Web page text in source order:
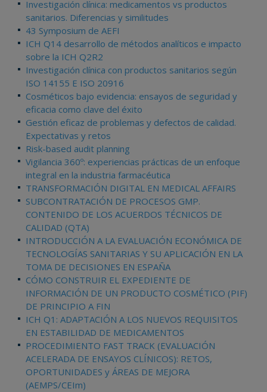
Investigación clínica: medicamentos vs productos
sanitarios. Diferencias y similitudes
43 Symposium de AEFI
ICH Q14 desarrollo de métodos analíticos e impacto
sobre la ICH Q2R2
Investigación clínica con productos sanitarios según
ISO 14155 E ISO 20916
Cosméticos bajo evidencia: ensayos de seguridad y
eficacia como clave del éxito
Gestión eficaz de problemas y defectos de calidad.
Expectativas y retos
Risk-based audit planning
Vigilancia 360º: experiencias prácticas de un enfoque
integral en la industria farmacéutica
TRANSFORMACIÓN DIGITAL EN MEDICAL AFFAIRS
SUBCONTRATACIÓN DE PROCESOS GMP.
CONTENIDO DE LOS ACUERDOS TÉCNICOS DE
CALIDAD (QTA)
INTRODUCCIÓN A LA EVALUACIÓN ECONÓMICA DE
TECNOLOGÍAS SANITARIAS Y SU APLICACIÓN EN LA
TOMA DE DECISIONES EN ESPAÑA
CÓMO CONSTRUIR EL EXPEDIENTE DE
INFORMACIÓN DE UN PRODUCTO COSMÉTICO (PIF)
DE PRINCIPIO A FIN
ICH Q1: ADAPTACIÓN A LOS NUEVOS REQUISITOS
EN ESTABILIDAD DE MEDICAMENTOS
PROCEDIMIENTO FAST TRACK (EVALUACIÓN
ACELERADA DE ENSAYOS CLÍNICOS): RETOS,
OPORTUNIDADES y ÁREAS DE MEJORA
(AEMPS/CEIm)